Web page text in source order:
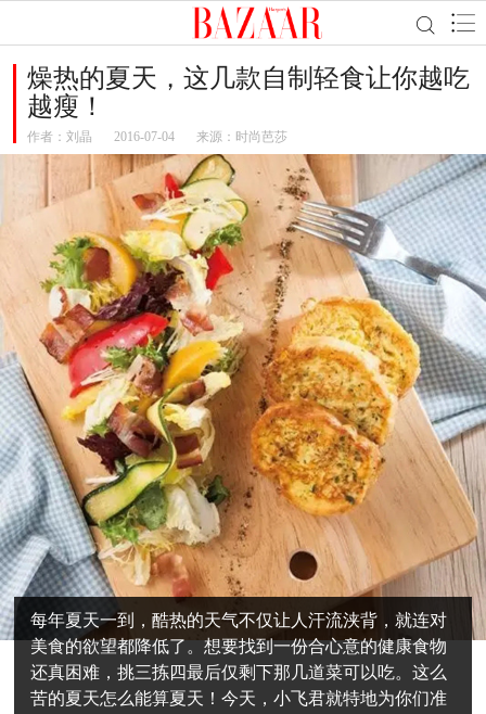
燥热的夏天，这几款自制轻食让你越吃
越瘦！
作者： 刘晶 2016-07-04 来源：时尚芭莎
每年夏天一到，酷热的天气不仅让人汗流浃背，就连对
美食的欲望都降低了。想要找到一份合心意的健康食物
还真困难，挑三拣四最后仅剩下那几道菜可以吃。这么
苦的夏天怎么能算夏天！今天，小飞君就特地为你们准